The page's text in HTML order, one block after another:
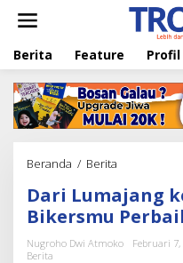
t
Berita Feature Profil
Beranda / Berita
r
L
u
Dari Lumajang
Bikersmu
Nugroho Dwi Atmoko
Februari 7,
Berita